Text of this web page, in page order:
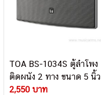
TOA BS-1034S ตู้ลำโพง
ติดผนัง 2 ทาง ขนาด 5 นิ้ว
2,550 บาท